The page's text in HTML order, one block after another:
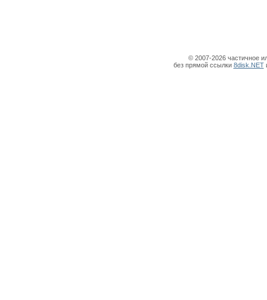
© 2007-2026 частичное
без прямой ссылки 8disk.NET